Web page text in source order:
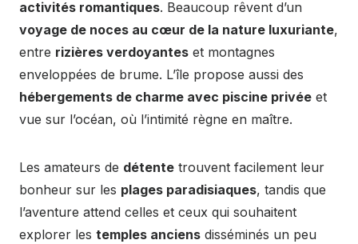
activités romantiques. Beaucoup rêvent d’un
voyage de noces au cœur de la nature luxuriante,
entre rizières verdoyantes et montagnes
enveloppées de brume. L’île propose aussi des
hébergements de charme avec piscine privée et
vue sur l’océan, où l’intimité règne en maître.
Les amateurs de détente trouvent facilement leur
bonheur sur les plages paradisiaques, tandis que
l’aventure attend celles et ceux qui souhaitent
explorer les temples anciens disséminés un peu